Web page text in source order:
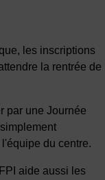
les inscriptions
la rentrée de
par une Journée
du centre.
aide aussi les